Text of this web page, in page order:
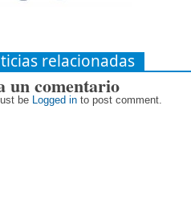
relacionadas
un comentario
be Logged in to post comment.